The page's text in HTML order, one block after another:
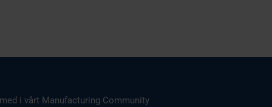
i vårt Manufacturing Community